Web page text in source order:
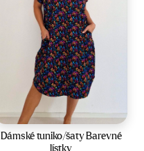
Velikost:44-50
Dámské tuniko/šaty Barevné
lístky